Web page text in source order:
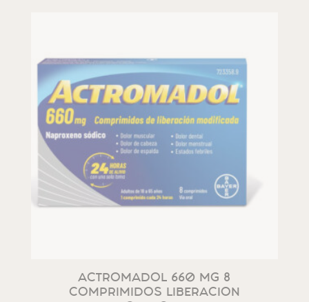
ACTROMADOL 660 MG 8
COMPRIMIDOS LIBERACION